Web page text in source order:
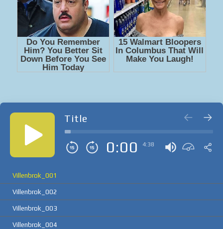
Title
0:00 4:38
Villenbrok_001
Villenbrok_002
Villenbrok_003
Villenbrok_004